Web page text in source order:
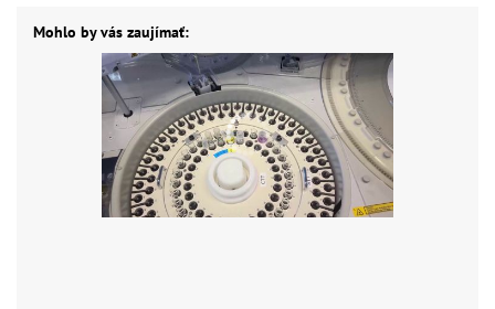
Mohlo by vás zaujímať: